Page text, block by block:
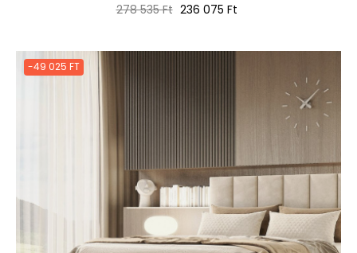
Normál
278 535 Ft Ár
236 075 Ft
-49 025 FT